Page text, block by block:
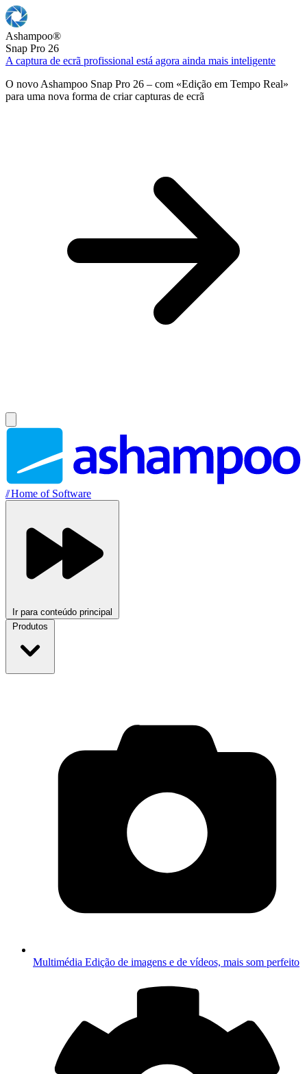
Ashampoo®
Snap Pro 26
A captura de ecrã profissional está agora ainda mais inteligente
O novo Ashampoo Snap Pro 26 – com «Edição em Tempo Real»
para uma nova forma de criar capturas de ecrã
//Home of Software
Ir para conteúdo principal
Produtos
Multimédia Edição de imagens e de vídeos, mais som perfeito